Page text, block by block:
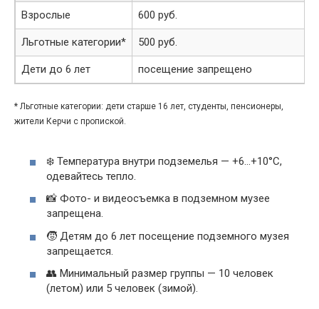
Взрослые 600 руб.
Льготные категории* 500 руб.
Дети до 6 лет посещение запрещено
* Льготные категории: дети старше 16 лет, студенты, пенсионеры,
жители Керчи с пропиской.
❄️ Температура внутри подземелья — +6…+10°C,
одевайтесь тепло.
📸 Фото- и видеосъемка в подземном музее
запрещена.
🧒 Детям до 6 лет посещение подземного музея
запрещается.
👥 Минимальный размер группы — 10 человек
(летом) или 5 человек (зимой).